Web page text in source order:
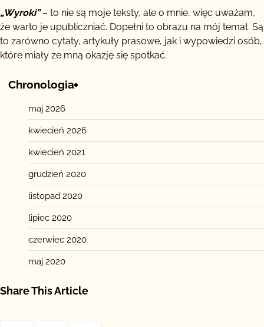
„Wyroki”– to nie są moje teksty, ale o mnie, więc uważam,
że warto je upubliczniać. Dopełni to obrazu na mój temat. Są
to zarówno cytaty, artykuły prasowe, jak i wypowiedzi osób,
które miały ze mną okazję się spotkać.
Chronologia
maj 2026
kwiecień 2026
kwiecień 2021
grudzień 2020
listopad 2020
lipiec 2020
czerwiec 2020
maj 2020
Share This Article